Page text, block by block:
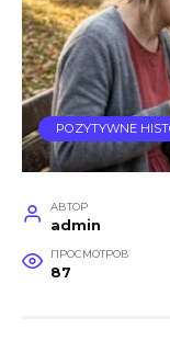
POZYTYWNE
АВТОР
admin
ПРОСМОТРОВ
87